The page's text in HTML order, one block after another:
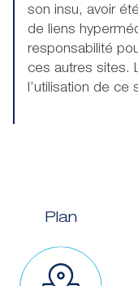
son insu, avoir
de liens
responsabilité
ces autres sites.
l’utilisation de ce
Plan